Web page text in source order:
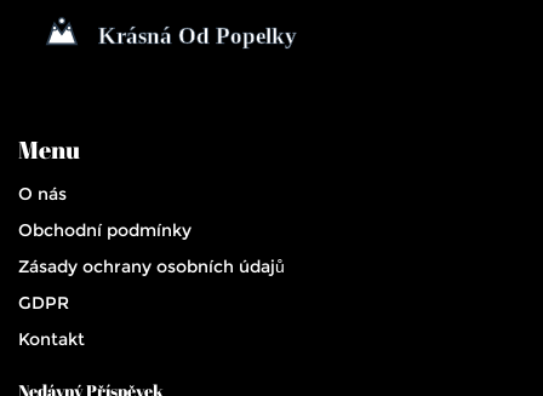
Menu
O nás
Obchodní podmínky
Zásady ochrany osobních údajů
GDPR
Kontakt
Nedávný Příspěvek